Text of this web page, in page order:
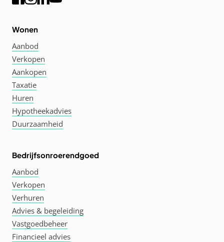
Wonen
Aanbod
Verkopen
Aankopen
Taxatie
Huren
Hypotheekadvies
Duurzaamheid
Bedrijfsonroerendgoed
Aanbod
Verkopen
Verhuren
Advies & begeleiding
Vastgoedbeheer
Financieel advies